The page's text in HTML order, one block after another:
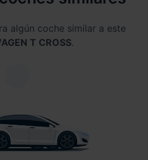
algún coche similar a este
T CROSS.